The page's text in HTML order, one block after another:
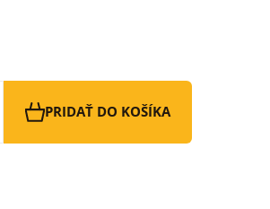
PRIDAŤ DO KOŠÍKA